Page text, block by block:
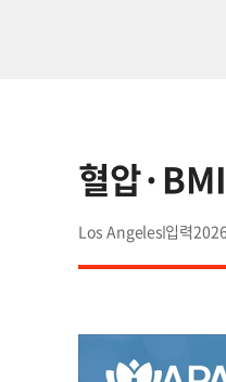
혈압
Los Angeles